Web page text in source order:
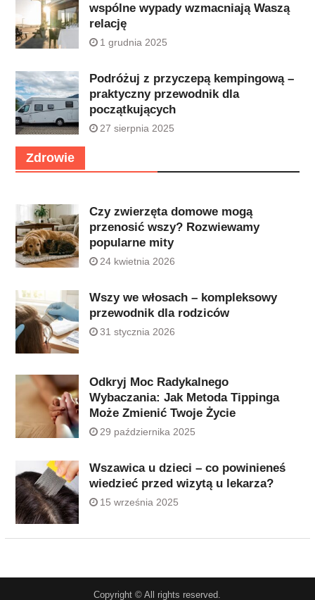
wspólne wypady wzmacniają Waszą
relację
1 grudnia 2025
Podróżuj z przyczepą kempingową –
praktyczny przewodnik dla
początkujących
27 sierpnia 2025
Zdrowie
Czy zwierzęta domowe mogą
przenosić wszy? Rozwiewamy
popularne mity
24 kwietnia 2026
Wszy we włosach – kompleksowy
przewodnik dla rodziców
31 stycznia 2026
Odkryj Moc Radykalnego
Wybaczania: Jak Metoda Tippinga
Może Zmienić Twoje Życie
29 października 2025
Wszawica u dzieci – co powinieneś
wiedzieć przed wizytą u lekarza?
15 września 2025
Copyright © All rights reserved.